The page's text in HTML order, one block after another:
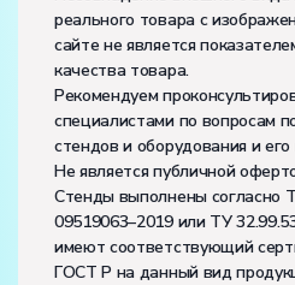
реального товара с
сайте не является
качества товара.
Рекомендуем
специалистами по вопросам
стендов и оборудования и
Не является публичной
Стенды выполнены согласно
09519063–2019 или ТУ
имеют соответствующий
ГОСТ Р на данный вид